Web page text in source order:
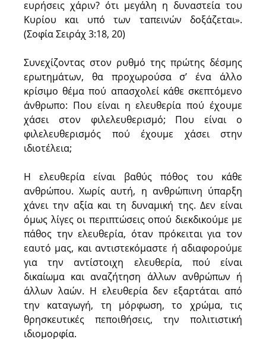
ευρήσεις χάριν? ότι μεγάλη η δυναστεία του
Κυρίου και υπό των ταπεινών δοξάζεται».
(Σοφία Σειράχ 3:18, 20)
Συνεχίζοντας στον ρυθμό της πρώτης δέσμης
ερωτημάτων, θα προχωρούσα σ’ ένα άλλο
κρίσιμο θέμα πού απασχολεί κάθε σκεπτόμενο
άνθρωπο: Που είναι η ελευθερία πού έχουμε
χάσει στον φιλελευθερισμό; Που είναι ο
φιλελευθερισμός πού έχουμε χάσει στην
ιδιοτέλεια;
Η ελευθερία είναι βαθύς πόθος του κάθε
ανθρώπου. Χωρίς αυτή, η ανθρώπινη ύπαρξη
χάνει την αξία και τη δυναμική της. Δεν είναι
όμως λίγες οι περιπτώσεις οπού διεκδικούμε με
πάθος την ελευθερία, όταν πρόκειται για τον
εαυτό μας, και αντιστεκόμαστε ή αδιαφορούμε
για την αντίστοιχη ελευθερία, πού είναι
δικαίωμα και αναζήτηση άλλων ανθρώπων ή
άλλων λαών. Η ελευθερία δεν εξαρτάται από
την καταγωγή, τη μόρφωση, το χρώμα, τις
θρησκευτικές πεποιθήσεις, την πολιτιστική
ιδιομορφία.